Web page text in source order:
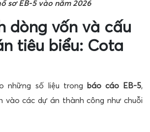
sơ EB-5 vào năm 2026
dòng vốn và cấu
tiêu biểu: Cota
những số liệu trong báo cáo EB-5,
vào các dự án thành công như chuỗi